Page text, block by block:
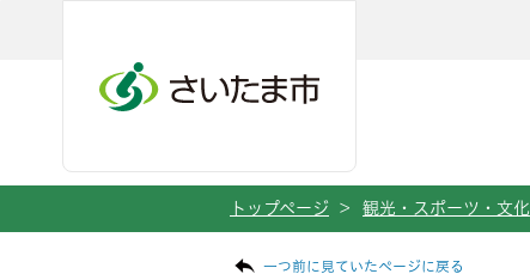
トップページ > 観光・スポーツ・文化
一つ前に見ていたページに戻る